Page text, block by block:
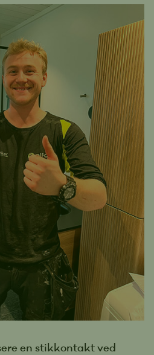
en stikkontakt ved